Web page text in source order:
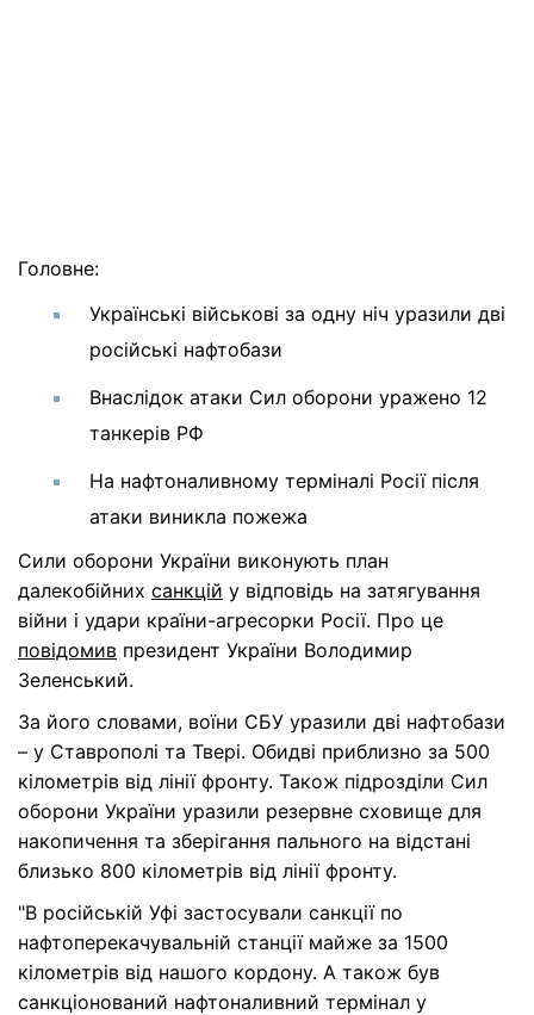
Головне:
Українські військові за одну ніч уразили дві
російські нафтобази
Внаслідок атаки Сил оборони уражено 12
танкерів РФ
На нафтоналивному терміналі Росії після
атаки виникла пожежа
Сили оборони України виконують план
далекобійних санкцій у відповідь на затягування
війни і удари країни-агресорки Росії. Про це
повідомив президент України Володимир
Зеленський.
За його словами, воїни СБУ уразили дві нафтобази
– у Ставрополі та Твері. Обидві приблизно за 500
кілометрів від лінії фронту. Також підрозділи Сил
оборони України уразили резервне сховище для
накопичення та зберігання пального на відстані
близько 800 кілометрів від лінії фронту.
"В російській Уфі застосували санкції по
нафтоперекачувальній станції майже за 1500
кілометрів від нашого кордону. А також був
санкціонований нафтоналивний термінал у